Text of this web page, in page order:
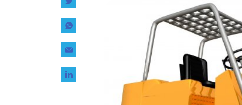
Management
Tecnología
Transporte